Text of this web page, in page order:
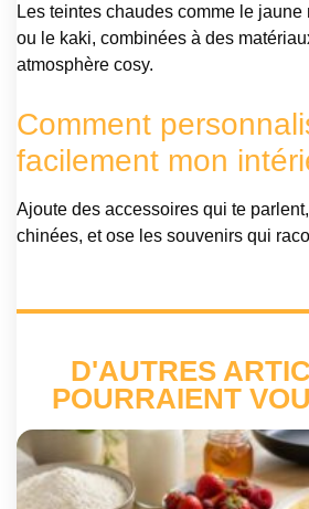
Les teintes chaudes comme le jaune
ou le kaki, combinées à des
atmosphère cosy.
Comment
facilement mon
Ajoute des accessoires qui te
chinées, et ose les souvenirs qui
D'AUTRES
POURRAIENT